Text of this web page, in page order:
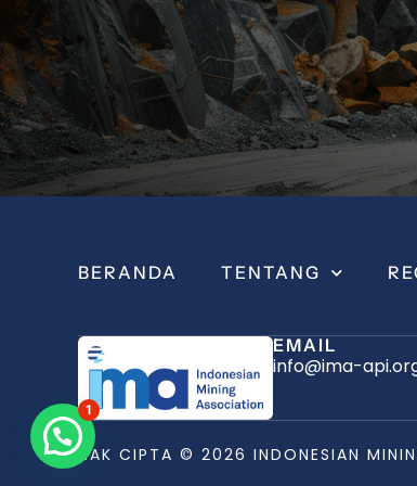
BERANDA TENTANG
EMAIL
info@ima-
HAK CIPTA © 2026 INDONESIAN
1